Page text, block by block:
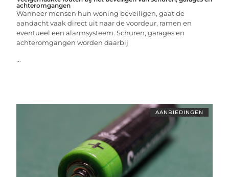
achteromgangen
Wanneer mensen hun woning beveiligen, gaat de
aandacht vaak direct uit naar de voordeur, ramen en
eventueel een alarmsysteem. Schuren, garages en
achteromgangen worden daarbij
...
AANBIEDINGEN